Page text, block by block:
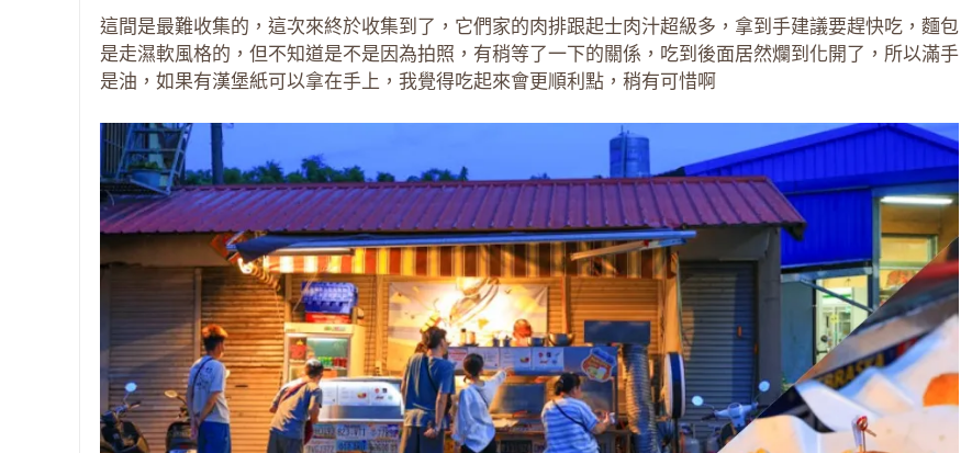
這間是最難收集的，這次來終於收集到了，它們家的肉排跟起士肉汁超級多，拿到手建議要趕快吃，麵包
是走濕軟風格的，但不知道是不是因為拍照，有稍等了一下的關係，吃到後面居然爛到化開了，所以滿手
是油，如果有漢堡紙可以拿在手上，我覺得吃起來會更順利點，稍有可惜啊